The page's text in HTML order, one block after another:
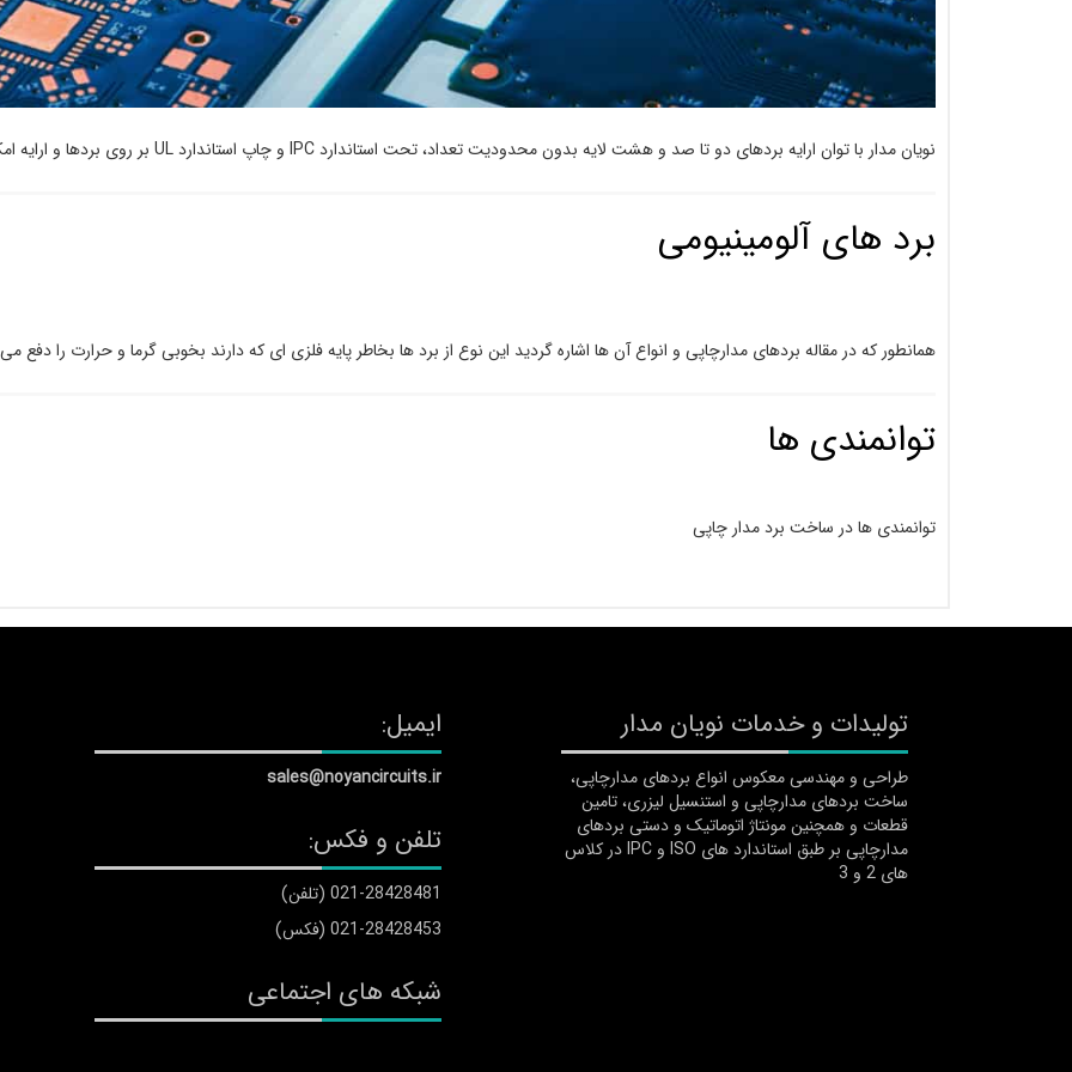
نویان مدار با توان ارایه بردهای دو تا صد و هشت لایه بدون محدودیت تعداد، تحت استاندارد IPC و چاپ استاندارد UL بر روی بردها و ارایه امکانات خاص به […]
برد های آلومینیومی
همانطور که در مقاله بردهای مدارچاپی و انواع آن ها اشاره گردید این نوع از برد ها بخاطر پایه فلزی ای که دارند بخوبی گرما و حرارت را دفع
توانمندی ها
توانمندی ها در ساخت برد مدار چاپی
ایمیل:
sales@noyancircuits.ir
تلفن و فکس:
021-28428481 (تلفن)
021-28428453 (فکس)
شبکه های اجتماعی
تولیدات و خدمات نویان مدار
طراحی و مهندسی معکوس انواع بردهای مدارچاپی،
ساخت بردهای مدارچاپی و استنسیل لیزری، تامین
قطعات و همچنین مونتاژ اتوماتیک و دستی بردهای
مدارچاپی بر طبق استاندارد های ISO و IPC در کلاس
های 2 و 3